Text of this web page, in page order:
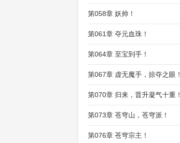
第058章 妖帅！
第061章 夺元血珠！
第064章 至宝到手！
第067章 虚无魔手，掠夺之眼！
第070章 归来，晋升凝气十重！
第073章 苍穹山，苍穹派！
第076章 苍穹宗主！